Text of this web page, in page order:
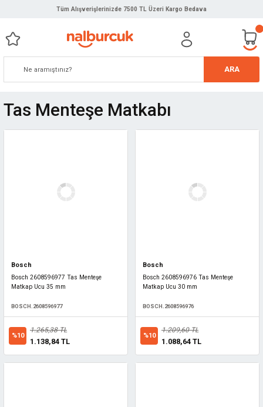
Tüm Alışverişlerinizde 7500 TL Üzeri Kargo Bedava
ARA
Tas Menteşe Matkabı
Bosch
Bosch 2608596977 Tas Menteşe
Matkap Ucu 35 mm
BOSCH.2608596977
%10
1.265,38 TL
1.138,84 TL
Bosch
Bosch 2608596976 Tas Menteşe
Matkap Ucu 30 mm
BOSCH.2608596976
%10
1.209,60 TL
1.088,64 TL